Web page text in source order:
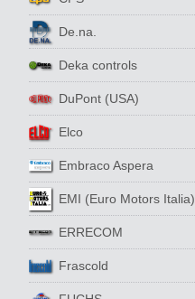
De.na.
Deka controls
DuPont (USA)
Elco
Embraco Aspera
EMI (Euro Motors Italia)
ERRECOM
Frascold